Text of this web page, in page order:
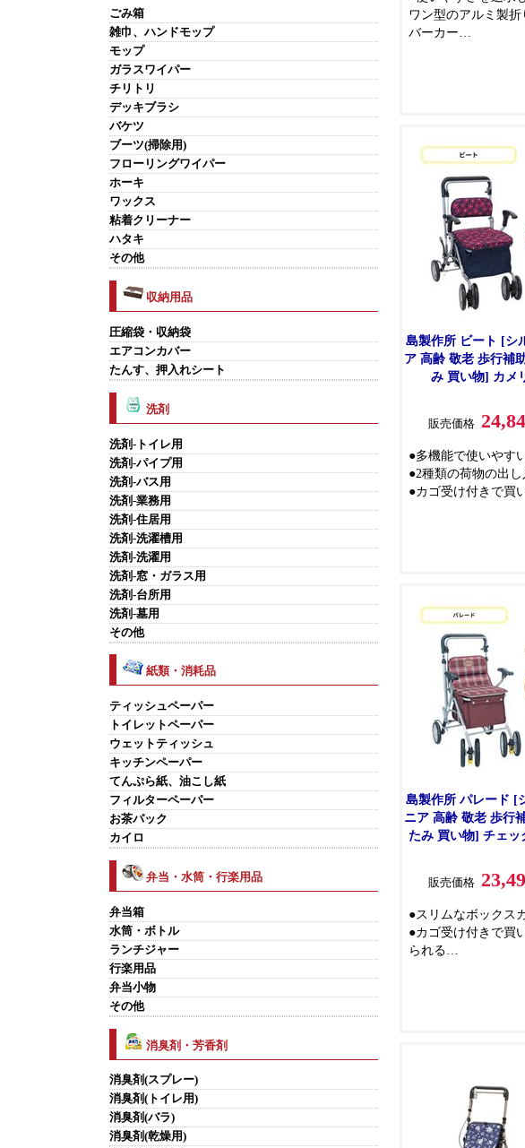
ごみ箱
雑巾、ハンドモップ
モップ
ガラスワイパー
チリトリ
デッキブラシ
バケツ
ブーツ(掃除用)
フローリングワイパー
ホーキ
ワックス
粘着クリーナー
ハタキ
その他
収納用品
圧縮袋・収納袋
エアコンカバー
たんす、押入れシート
洗剤
洗剤-トイレ用
洗剤-パイプ用
洗剤-バス用
洗剤-業務用
洗剤-住居用
洗剤-洗濯槽用
洗剤-洗濯用
洗剤-窓・ガラス用
洗剤-台所用
洗剤-墓用
その他
紙類・消耗品
ティッシュペーパー
トイレットペーパー
ウェットティッシュ
キッチンペーパー
てんぷら紙、油こし紙
フィルターペーパー
お茶パック
カイロ
弁当・水筒・行楽用品
弁当箱
水筒・ボトル
ランチジャー
行楽用品
弁当小物
その他
消臭剤・芳香剤
消臭剤(スプレー)
消臭剤(トイレ用)
消臭剤(バラ)
消臭剤(乾燥用)
ワン型のアルミ製
バーカー
する洗練された北欧
●医療機器メーカー
●アルミ製で丈夫か
座面幅37cmで快適
●左右折り・縦折り
能搭載で置き場所を
●多目的利用バッグ
ダーが標準装備さ
タイヤを採用
●ISO 13485:2016医
システムの認証取
島製作所 ビート [シ
ア 高齢 敬老 歩行補助 移動 折りた
み 買い物] カメ
販売価格
●多機能で使いやす
●2種類の荷物の出
●カゴ受け付きで買
せた角度設定
●この製品は自立歩
より安定して歩行で
的に使用するもので
島製作所 パレード [
ニア 高齢 敬老 歩行補助 移動
たみ 買い物] チェッ
販売価格
●スリムなボックス
●カゴ受け付きで買
られる